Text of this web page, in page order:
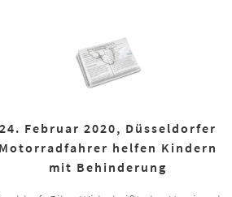
24. Februar 2020, Düsseldorfer
Motorradfahrer helfen Kindern
mit Behinderung